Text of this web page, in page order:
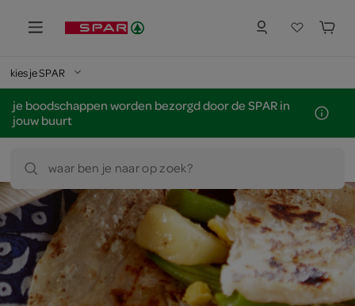
kies je SPAR
je boodschappen worden bezorgd door de SPAR in
jouw buurt
waar ben je naar op zoek?